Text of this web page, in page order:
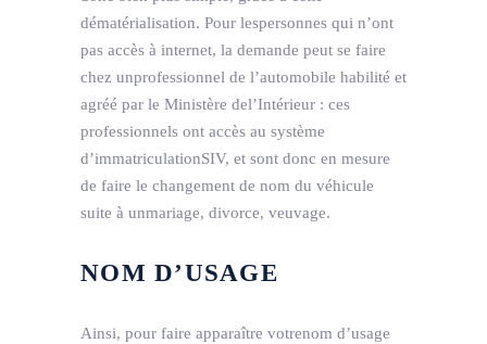
dématérialisation. Pour lespersonnes qui n’ont
pas accès à internet, la demande peut se faire
chez unprofessionnel de l’automobile habilité et
agréé par le Ministère del’Intérieur : ces
professionnels ont accès au système
d’immatriculationSIV, et sont donc en mesure
de faire le changement de nom du véhicule
suite à unmariage, divorce, veuvage.
NOM D’USAGE
Ainsi, pour faire apparaître votrenom d’usage